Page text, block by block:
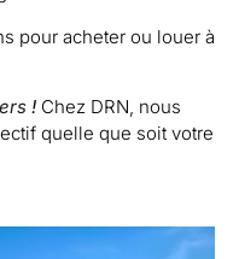
pour acheter ou louer à
! Chez DRN, nous
quelle que soit votre